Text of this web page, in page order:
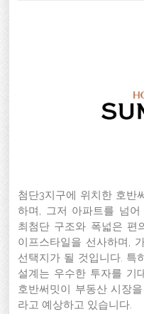
첨단3지구에 위치한 호반
하며, 그저 아파트를 넘
최첨단 구조와 폭넓은 편
이프스타일을 선사하며,
선택지가 될 것입니다. 특
설계는 우수한 투자를 기
호반써밋이 부동산 시장
라고 예상하고 있습니다.